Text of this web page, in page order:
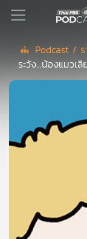
Podcast
สต์
ลิ
Podcast /
ระวัง...น้องแมวเ